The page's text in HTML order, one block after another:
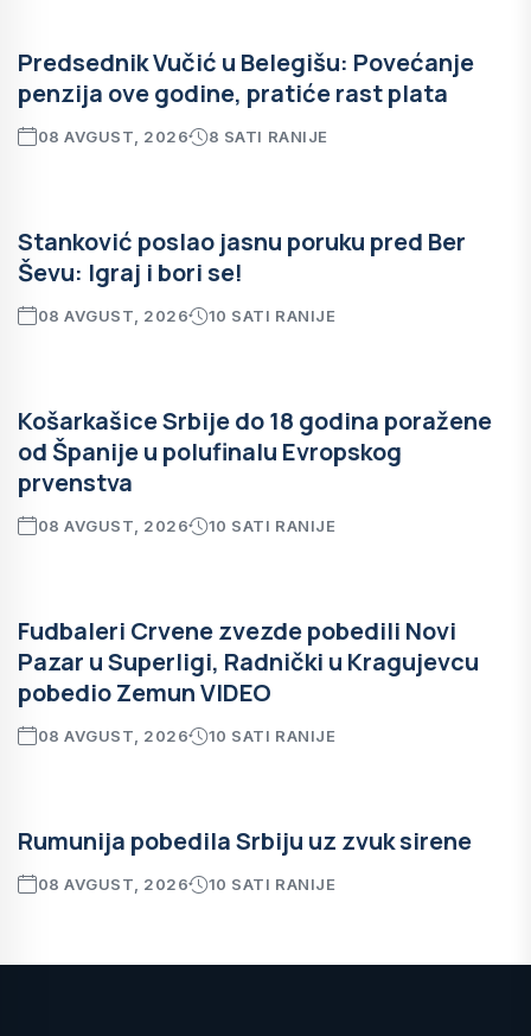
Predsednik Vučić u Belegišu: Povećanje
penzija ove godine, pratiće rast plata
08 AVGUST, 2026 8 SATI RANIJE
Stanković poslao jasnu poruku pred Ber
Ševu: Igraj i bori se!
08 AVGUST, 2026 10 SATI RANIJE
Košarkašice Srbije do 18 godina poražene
od Španije u polufinalu Evropskog
prvenstva
08 AVGUST, 2026 10 SATI RANIJE
Fudbaleri Crvene zvezde pobedili Novi
Pazar u Superligi, Radnički u Kragujevcu
pobedio Zemun VIDEO
08 AVGUST, 2026 10 SATI RANIJE
Rumunija pobedila Srbiju uz zvuk sirene
08 AVGUST, 2026 10 SATI RANIJE